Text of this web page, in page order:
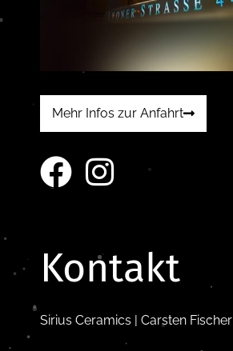
Mehr Infos zur Anfahrt
Kontakt
Sirius Ceramics | Carsten Fischer